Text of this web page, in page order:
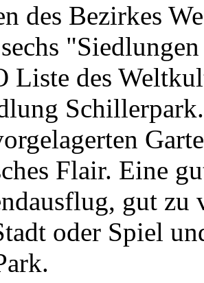
des Bezirkes
Liste des
Flair. Eine
gut zu
oder Spiel